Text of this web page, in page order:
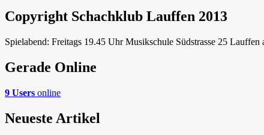
Copyright Schachklub Lauffen 2013
Spielabend: Freitags 19.45 Uhr Musikschule Südstrasse 25 Lauffen
Gerade Online
9 Users online
Neueste Artikel